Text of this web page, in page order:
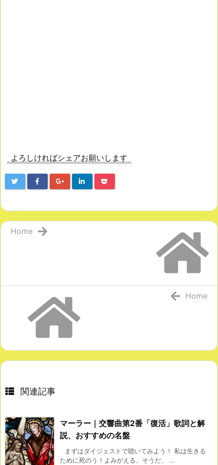
よろしければシェアお願いします
Home
Home
関連記事
マーラー｜交響曲第2番「復活」歌詞と解
説、おすすめの名盤
まずはダイジェストで聴いてみよう！ 私は生きる
ために死のう！よみがえる、そうだ、 ...